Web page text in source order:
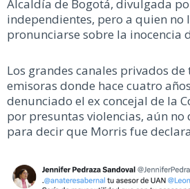
Alcaldía de Bogotá, divulgada
independientes, pero a quien no
pronunciarse sobre la inocencia
Los grandes canales privados de
emisoras donde hace cuatro
denunciado el ex concejal de la
por presuntas violencias, aún
para decir que Morris fue